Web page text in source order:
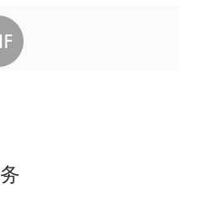
豚将正面袭击贯穿浙江
应车内过夜被收150元